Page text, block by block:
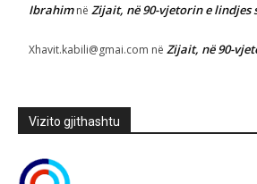
Ibrahimnë Zijait, në 90-vjetorin e lindjes
Xhavit.kabili@gmai.com në Zijait, në 90-
Vizito gjithashtu